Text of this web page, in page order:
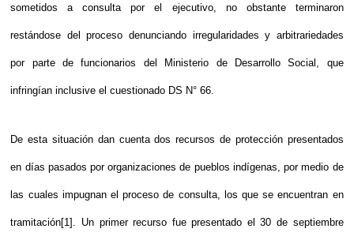
sometidos a consulta por el ejecutivo, no obstante terminaron
restándose del proceso denunciando irregularidades y arbitrariedades
por parte de funcionarios del Ministerio de Desarrollo Social, que
infringían inclusive el cuestionado DS N° 66.
De esta situación dan cuenta dos recursos de protección presentados
en días pasados por organizaciones de pueblos indígenas, por medio de
las cuales impugnan el proceso de consulta, los que se encuentran en
tramitación[1]. Un primer recurso fue presentado el 30 de septiembre